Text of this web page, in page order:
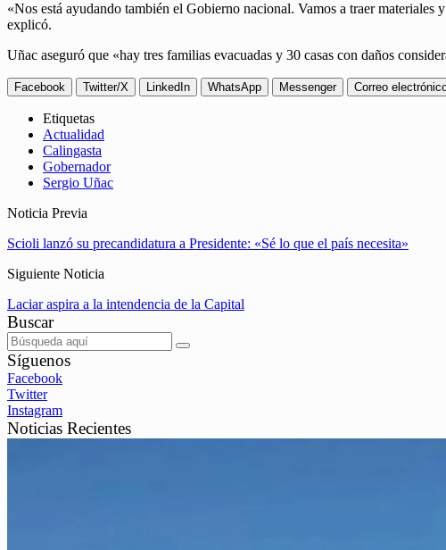
«Nos está ayudando también el Gobierno nacional. Vamos a traer
explicó.
Uñac aseguró que «hay tres familias evacuadas y 30 casas con daños
Facebook Twitter/X LinkedIn WhatsApp Messenger Correo
Etiquetas
Actualidad
Calingasta
Gobernador
Sergio Uñac
Noticia Previa
Scioli lanzó su precandidatura a Presidente: «Sé lo que el país necesita»
Siguiente Noticia
Laciar aspira a la intendencia de la Capital
Buscar
Síguenos
Facebook
Twitter
Instagram
Noticias Recientes